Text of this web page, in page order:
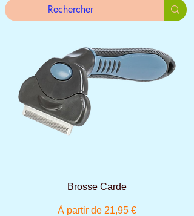
Brosse Carde
À partir de 21,95 €
Prix promotionnel